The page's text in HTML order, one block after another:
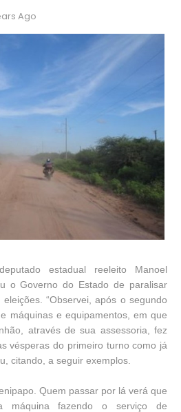
Ago
estadual reeleito Manoel
o Governo do Estado de paralisar
“Observei, após o segundo
máquinas e equipamentos, em que
através de sua assessoria, fez
vésperas do primeiro turno como já
citando, a seguir exemplos.
Quem passar por lá verá que
máquina fazendo o serviço de